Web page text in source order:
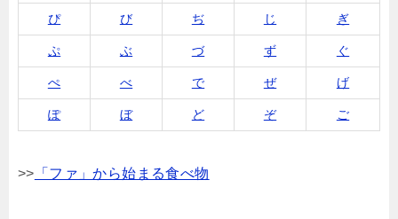
ぴ び ぢ じ ぎ
ぷ ぶ づ ず ぐ
ぺ べ で ぜ げ
ぽ ぼ ど ぞ ご
>> 「ファ」から始まる食べ物